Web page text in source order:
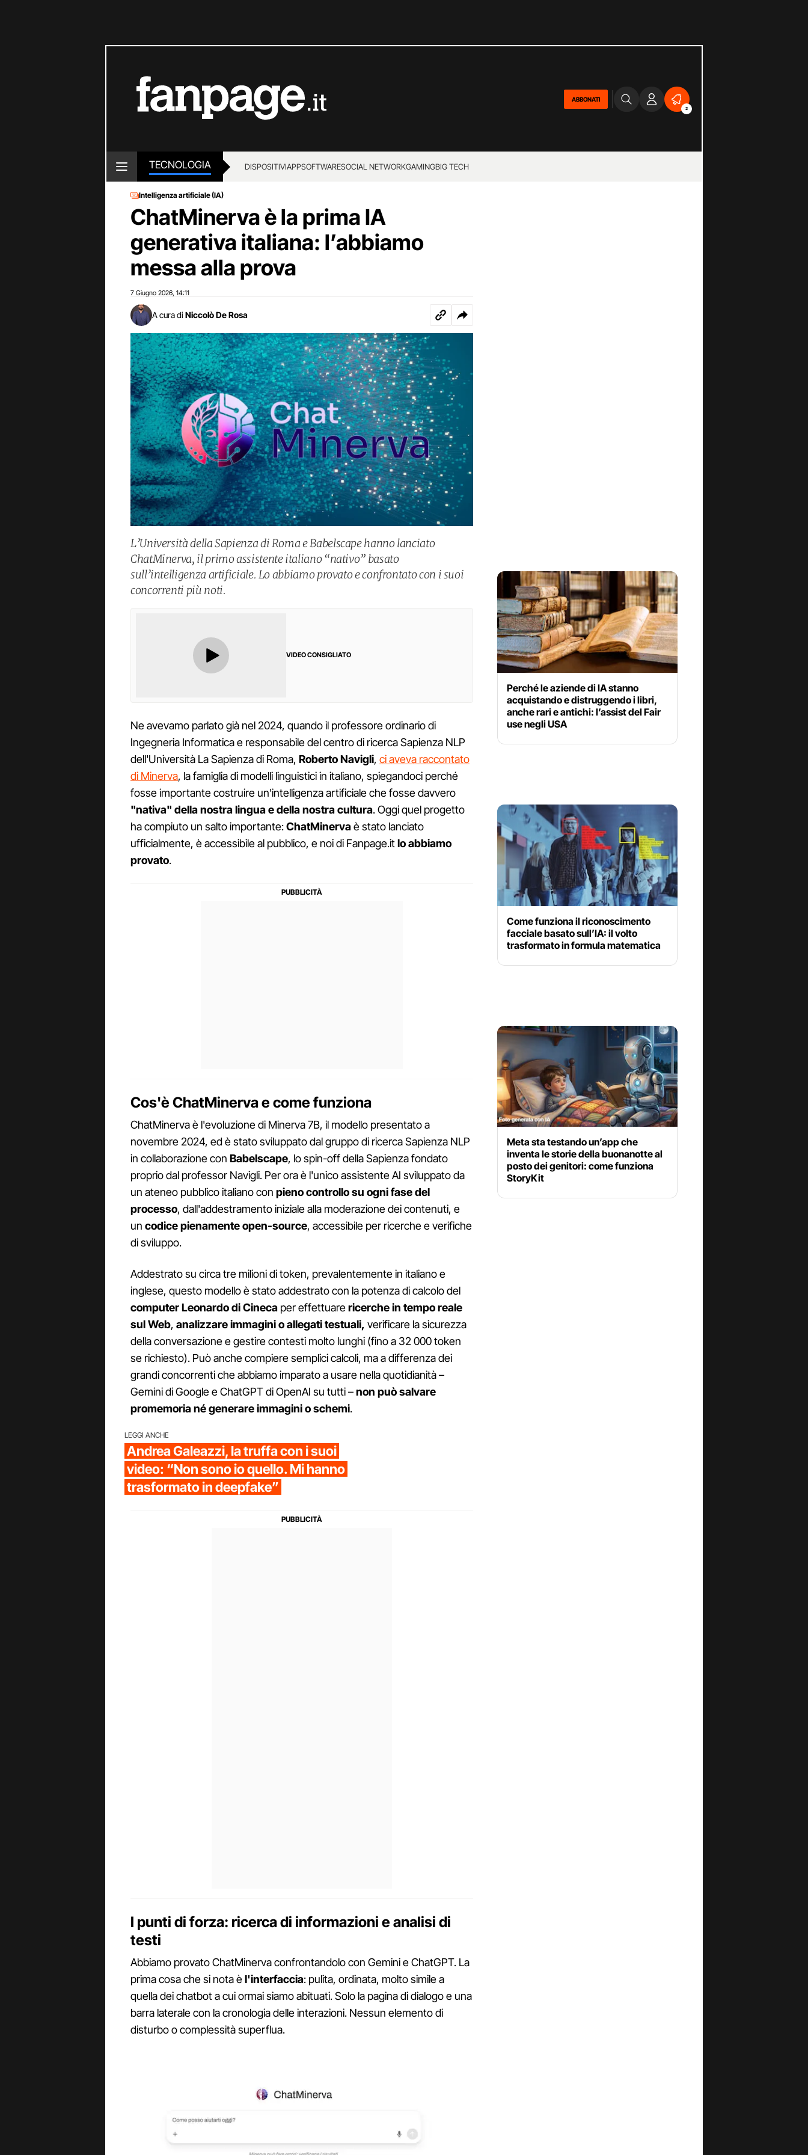
ABBONATI
2
TECNOLOGIA DISPOSITIVIAPPSOFTWARESOCIAL NETWORKGAMINGBIG TECH
Intelligenza artificiale (IA)
ChatMinerva è la prima IA
generativa italiana: l’abbiamo
messa alla prova
7 Giugno 2026 14:11
A cura di Niccolò De Rosa
L’Università della Sapienza di Roma e Babelscape hanno lanciato
ChatMinerva, il primo assistente italiano “nativo” basato
sull’intelligenza artificiale. Lo abbiamo provato e confrontato con i suoi
concorrenti più noti.
VIDEO CONSIGLIATO
Ne avevamo parlato già nel 2024, quando il professore ordinario di
Ingegneria Informatica e responsabile del centro di ricerca Sapienza NLP
dell'Università La Sapienza di Roma, Roberto Navigli, ci aveva raccontato
di Minerva, la famiglia di modelli linguistici in italiano, spiegandoci perché
fosse importante costruire un'intelligenza artificiale che fosse davvero
"nativa" della nostra lingua e della nostra cultura. Oggi quel progetto
ha compiuto un salto importante:ChatMinervaè stato lanciato
ufficialmente, è accessibile al pubblico, e noi di Fanpage.itlo abbiamo
provato.
Cos'è ChatMinerva e come funziona
ChatMinerva è l'evoluzione di Minerva 7B, il modello presentato a
novembre 2024, ed è stato sviluppato dal gruppo di ricerca Sapienza NLP
in collaborazione con Babelscape, lo spin-off della Sapienza fondato
proprio dal professor Navigli. Per ora è l'unico assistente AI sviluppato da
un ateneo pubblico italiano con pieno controllo su ogni fase del
processo, dall'addestramento iniziale alla moderazione dei contenuti, e
un codice pienamente open-source, accessibile per ricerche e verifiche
di sviluppo.
Addestrato su circa tre milioni di token, prevalentemente in italiano e
inglese, questo modello è stato addestrato con la potenza di calcolo del
computer Leonardo di Cineca per effettuarericerche in tempo reale
sul Web, analizzare immagini o allegati testuali, verificare la sicurezza
della conversazione e gestire contesti molto lunghi (fino a 32 000 token
se richiesto). Può anche compiere semplici calcoli, ma a differenza dei
grandi concorrenti che abbiamo imparato a usare nella quotidianità –
Gemini di Google e ChatGPT di OpenAI su tutti –non può salvare
promemoria né generare immagini o schemi.
LEGGI ANCHE
Andrea Galeazzi, la truffa con i suoi
video: “Non sono io quello. Mi hanno
trasformato in deepfake”
I punti di forza: ricerca di informazioni e analisi di
testi
Abbiamo provato ChatMinerva confrontandolo con Gemini e ChatGPT. La
prima cosa che si nota èl'interfaccia: pulita, ordinata, molto simile a
quella dei chatbot a cui ormai siamo abituati. Solo la pagina di dialogo e una
barra laterale con la cronologia delle interazioni. Nessun elemento di
disturbo o complessità superflua.
Perché le aziende di IA stanno
acquistando e distruggendo i libri,
anche rari e antichi: l’assist del Fair
use negli USA
Come funziona il riconoscimento
facciale basato sull’IA: il volto
trasformato in formula matematica
Meta sta testando un’app che
inventa le storie della buonanotte al
posto dei genitori: come funziona
StoryKit